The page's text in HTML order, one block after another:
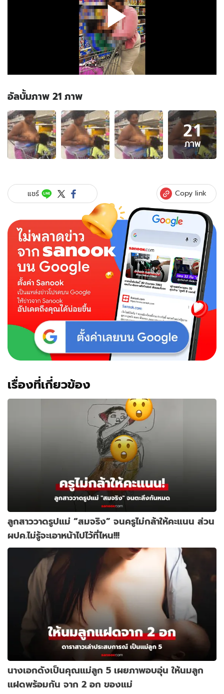
อัลบั้มภาพ 21 ภาพ
อัลบั้ม
ภาพ
21
ภาพ
ของ
แม่
อัด
คอน
เทนต์
เปิด
เต้า
กลาง
เปอร์ฯ
นี้
ชาว
เสียง
แตก
21
ภาพ
แชร์ Copy link
เรื่องที่เกี่ยวข้อง
ลูกสาววาดรูปแม่ “สมจริง” จนครูไม่กล้าให้คะแนน ส่วน
ผปค.ไม่รู้จะเอาหน้าไปไว้ที่ไหน!!!
นางเอกดังเป็นคุณแม่ลูก 5 เผยภาพอบอุ่น ให้นมลูก
แฝดพร้อมกัน จาก 2 อก ของแม่